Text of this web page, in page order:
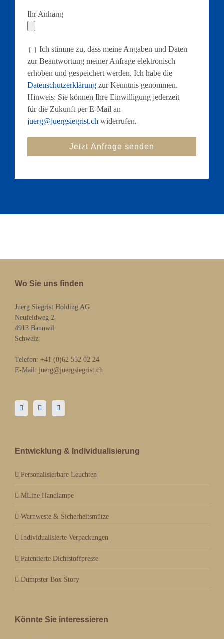
Ihr Anhang
Ich stimme zu, dass meine Angaben und Daten
zur Beantwortung meiner Anfrage elektronisch
erhoben und gespeichert werden. Ich habe die
Datenschutzerklärungzur Kenntnis genommen.
Hinweis: Sie können Ihre Einwilligung jederzeit
für die Zukunft per E-Mail an
juerg@juergsiegrist.ch widerrufen.
Wo Sie uns finden
Juerg Siegrist Holding AG
Neufeldweg 2
4913 Bannwil
Schweiz
Telefon: +41 (0)62 552 02 24
E-Mail: juerg@juergsiegrist.ch
Entwicklung & Individualisierung
Personalisierbare Leuchten
MLine Handlampe
Warnweste & Sicherheitsmütze
Individualisierte Verpackungen
Patentierte Dichtstoffpresse
Dumpster Box Story
Könnte Sie interessieren